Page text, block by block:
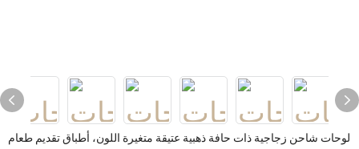
لوحات شاحن زجاجية ذات حافة ذهبية عتيقة متغيرة اللون، أطباق تقديم طعام